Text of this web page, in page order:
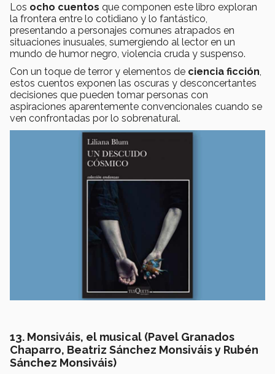
Los ocho cuentos que componen este libro exploran
la frontera entre lo cotidiano y lo fantástico,
presentando a personajes comunes atrapados en
situaciones inusuales, sumergiendo al lector en un
mundo de humor negro, violencia cruda y suspenso.
Con un toque de terror y elementos de ciencia ficción
estos cuentos exponen las oscuras y desconcertantes
decisiones que pueden tomar personas con
aspiraciones aparentemente convencionales cuando se
ven confrontadas por lo sobrenatural.
13. Monsiváis, el musical (Pavel Granados
Chaparro, Beatriz Sánchez Monsiváis y Rubén
Sánchez Monsiváis)